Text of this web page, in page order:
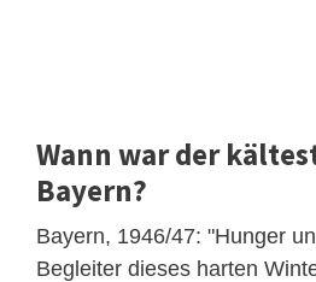
Wann war der
Bayern?
Bayern, 1946/47: "Hunger
Begleiter dieses harten